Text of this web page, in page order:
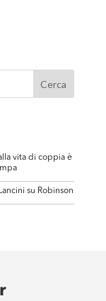
vita di coppia è
su Robinson